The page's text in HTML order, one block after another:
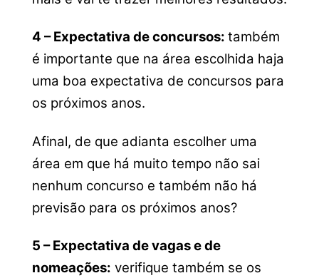
4 – Expectativa de concursos: também
é importante que na área escolhida haja
uma boa expectativa de concursos para
os próximos anos.
Afinal, de que adianta escolher uma
área em que há muito tempo não sai
nenhum concurso e também não há
previsão para os próximos anos?
5 – Expectativa de vagas e de
nomeações: verifique também se os